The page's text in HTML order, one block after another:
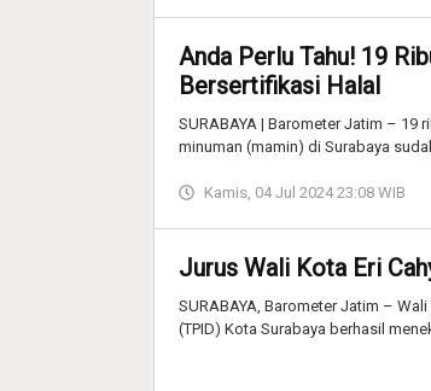
Anda Perlu Tahu! 19
Bersertifikasi Halal
SURABAYA | Barometer Jatim – 19
minuman (mamin) di Surabaya
Kamis, 04 Jul 2024 23:08 WIB
Jurus Wali Kota Eri
SURABAYA, Barometer Jatim –
(TPID) Kota Surabaya berhasil